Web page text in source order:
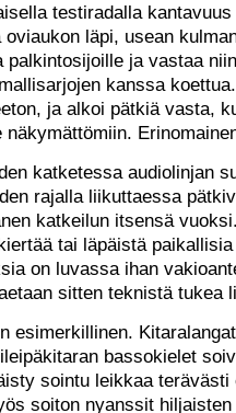
testiradalla
läpi, usean
palkintosijoille ja vastaa
kanssa
ja alkoi pätkiä vasta,
näkymättömiin.
katketessa audiolinjan
rajalla liikuttaessa
katkeilun itsensä
tai läpäistä
on luvassa ihan
sitten teknistä tukea
esimerkillinen.
bassokielet
sointu leikkaa terävästi
soiton nyanssit